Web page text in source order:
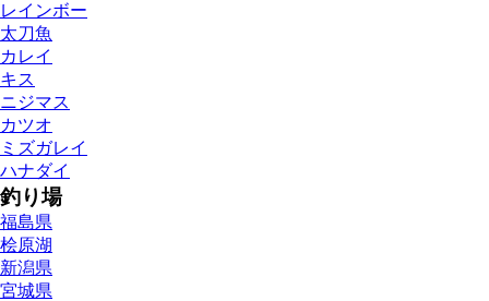
レインボー
太刀魚
カレイ
キス
ニジマス
カツオ
ミズガレイ
ハナダイ
釣り場
福島県
桧原湖
新潟県
宮城県